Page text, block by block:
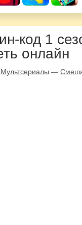
код 1
онлайн
Мультсериалы —